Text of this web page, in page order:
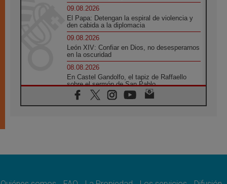
09.08.2026
El Papa: Detengan la espiral de violencia y
den cabida a la diplomacia
09.08.2026
León XIV: Confiar en Dios, no desesperarnos
en la oscuridad
08.08.2026
En Castel Gandolfo, el tapiz de Raffaello
sobre el sermón de San Pablo
08.08.2026
En Colombia, «la paz no se compra con una
08.08.2026